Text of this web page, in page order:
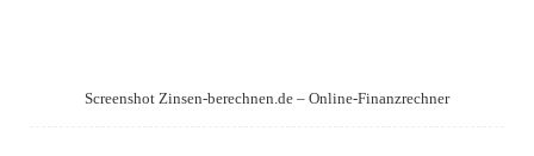
Screenshot Zinsen-berechnen.de – Online-Finanzrechner